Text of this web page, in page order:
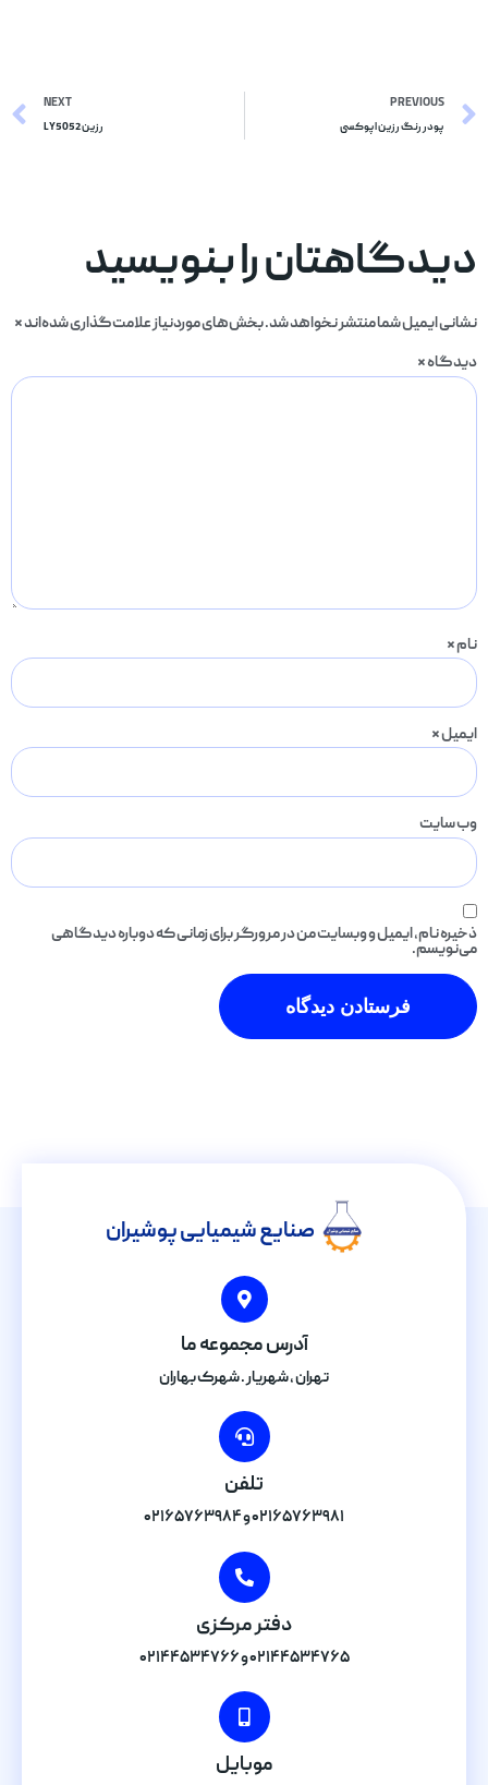
PREVIOUS
پودر رنگ رزین اپوکسی
NEXT
رزین LY5052
دیدگاهتان را بنویسید
نشانی ایمیل شما منتشر نخواهد شد.بخش‌های موردنیاز علامت‌گذاری شده‌اند*
دیدگاه*
نام*
ایمیل*
وب‌ سایت
ذخیره نام، ایمیل و وبسایت من در مرورگر برای زمانی که دوباره دیدگاهی
می‌نویسم.
صنایع شیمیایی پوشیران
آدرس مجموعه ما
تهران , شهریار . شهرک بهاران
تلفن
۰۲۱۶۵۷۶۳۹۸۱ و ۰۲۱۶۵۷۶۳۹۸۴
دفتر مرکزی
۰۲۱۴۴۵۳۴۷۶۵ و ۰۲۱۴۴۵۳۴۷۶۶
موبایل